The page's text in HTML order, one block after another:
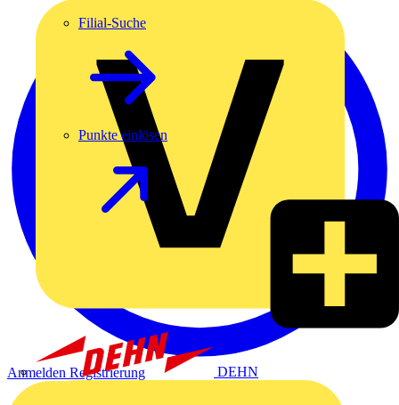
DEHN
Filial-Suche
Punkte einlösen
Anmelden Registrierung